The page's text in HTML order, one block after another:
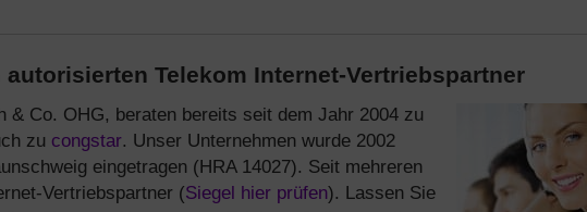
autorisierten Telekom Internet-Vertriebspartner
Co. OHG, beraten bereits seit dem Jahr 2004 zu
zu congstar. Unser Unternehmen wurde 2002
eingetragen (HRA 14027). Seit mehreren
Vertriebspartner (Siegel hier prüfen). Lassen Sie